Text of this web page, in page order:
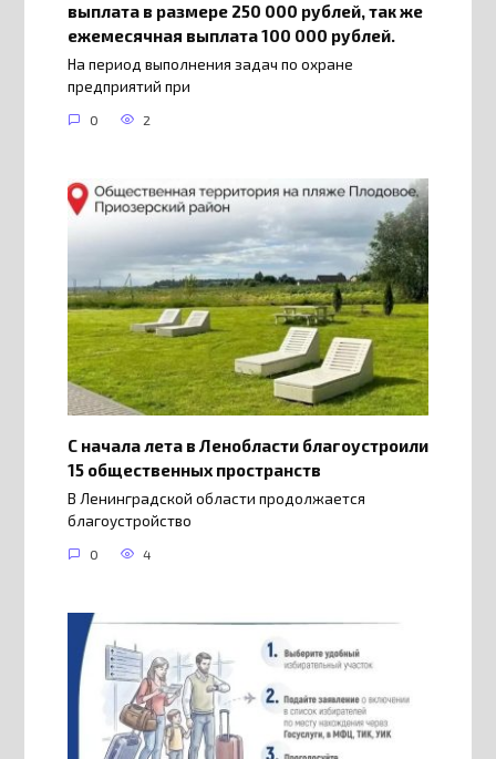
выплата в размере 250 000 рублей, так же
ежемесячная выплата 100 000 рублей.
На период выполнения задач по охране
предприятий при
0 2
С начала лета в Ленобласти благоустроили
15 общественных пространств
В Ленинградской области продолжается
благоустройство
0 4